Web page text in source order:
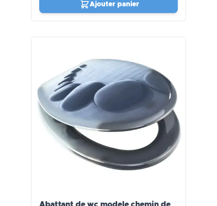
Ajouter panier
Abattant de wc modele chemin de